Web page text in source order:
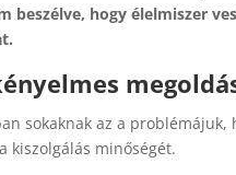
beszélve, hogy élelmiszer
sokaknak az a
kiszolgálás minőségét.